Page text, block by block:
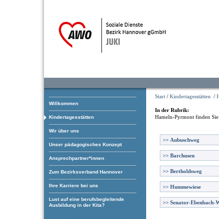
Willkommen
Kindertagesstätten
Wir über uns
Unser pädagogisches Konzept
Ansprechpartner*innen
Zum Bezirksverband Hannover
Ihre Karriere bei uns
Lust auf eine berufsbegleitende
Ausbildung in der Kita?
Start / Kindertagesstätten /
In der Rubrik:
Hameln-Pyrmont finden
>> Aubuschweg
>> Barchusen
>> Bertholdsweg
>> Hummewiese
>> Senator-Ebenbach-